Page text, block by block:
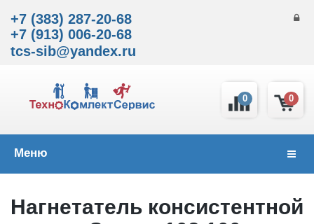
+7 (383) 287-20-68
+7 (913) 006-20-68
tcs-sib@yandex.ru
0
0
Меню
Нагнетатель консистентной